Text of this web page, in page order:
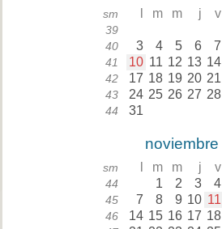
sm m m j v
39
40 3 4 5 6 7
41 10 11 12 13 14
42 17 18 19 20 21
43 24 25 26 27 28
44 31
noviembre
sm m m j v
44 1 2 3 4
45 7 8 9 10 11
46 14 15 16 17 18